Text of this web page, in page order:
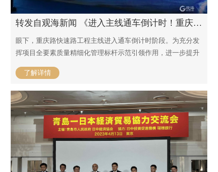
转发自观海新闻 《进入主线通车倒计时！重庆路快速路项目全要素质量精细化管理观摩活动举行》 / 2023-11-28
眼下，重庆路快速路工程主线进入通车倒计时阶段。为充分发
挥项目全要素质量精细化管理标杆示范引领作用，进一步提升
设提质增效，11月28日下午，全市市政公用工程质量精细化管
理观摩活动在重庆路快速路工程4标段施工现场举行。青岛市
市政公用工程质量安全监督站、各区（市）市政公用工程质量
安全监督机构相关负责同志、青岛城市发展集团有限公司，全
市在建市政项目建设、施工、监理企业代表100余人参加了活
了解详情